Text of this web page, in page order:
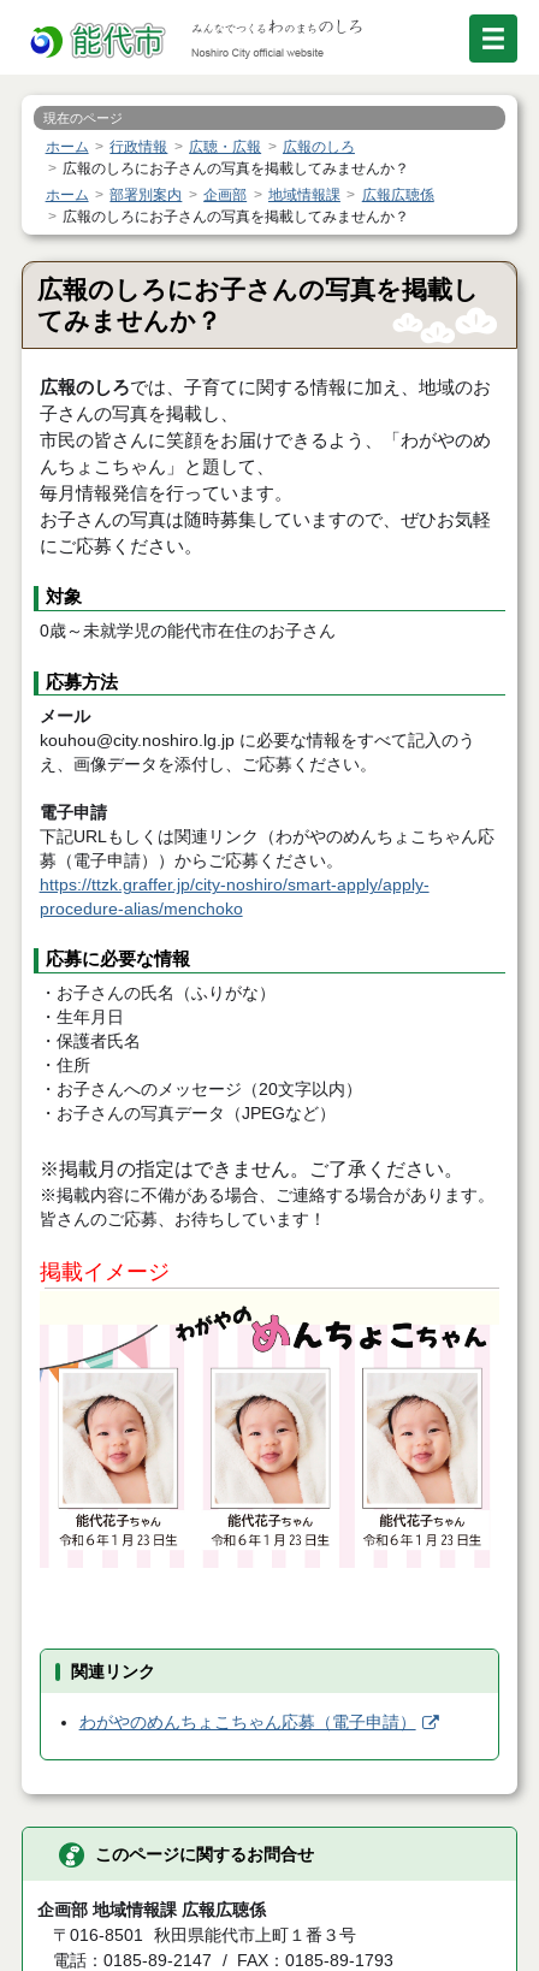
現在のページ
ホーム 行政情報 広聴・広報
広報のしろ
広報のしろにお子さんの写真を掲載してみませんか？
ホーム
部署別案内 企画部 地域情報課
広報広聴係
広報のしろにお子さんの写真を掲載してみませんか？
広報のしろにお子さんの写真を掲載し
てみませんか？
広報のしろでは、子育てに関する情報に加え、地域のお
子さんの写真を掲載し、
市民の皆さんに笑顔をお届けできるよう、「わがやのめ
んちょこちゃん」と題して、
毎月情報発信を行っています。
お子さんの写真は随時募集していますので、ぜひお気軽
にご応募ください。
対象
0歳～未就学児の能代市在住のお子さん
応募方法
メール
kouhou@city.noshiro.lg.jp に必要な情報をすべて記入のう
え、画像データを添付し、ご応募ください。
電子申請
下記URLもしくは関連リンク（わがやのめんちょこちゃん応
募（電子申請））からご応募ください。
https://ttzk.graffer.jp/city-noshiro/smart-apply/apply-
procedure-alias/menchoko
応募に必要な情報
・お子さんの氏名（ふりがな）
・生年月日
・保護者氏名
・住所
・お子さんへのメッセージ（20文字以内）
・お子さんの写真データ（JPEGなど）
※掲載月の指定はできません。ご了承ください。
※掲載内容に不備がある場合、ご連絡する場合があります。
皆さんのご応募、お待ちしています！
掲載イメージ
関連リンク
わがやのめんちょこちゃん応募（電子申請）
このページに関するお問合せ
企画部 地域情報課 広報広聴係
〒016-8501
秋田県能代市上町１番３号
電話：0185-89-2147
FAX：0185-89-1793